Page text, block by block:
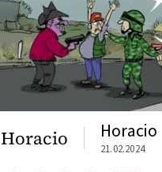
Horacio Horacio
21.02.2024